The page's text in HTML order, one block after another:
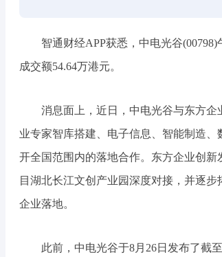
智通财经APP获悉，中电光谷(00798)
成交额54.64万港元。
消息面上，近日，中电光谷与东方
业专家智库搭建、电子信息、智能制造
开全国范围内的落地合作。东方企业创
目湖北长江文创产业园深度对接，并逐
企业落地。
此前，中电光谷于8月26日发布了截